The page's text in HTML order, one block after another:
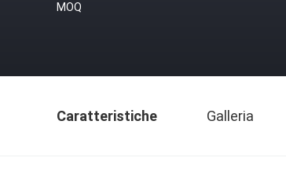
MOQ
Caratteristiche Galleria